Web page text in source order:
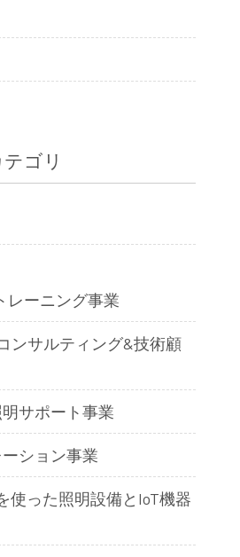
ゴリ
レーニング事業
ンサルティング&技術顧
サポート事業
ション事業
使った照明設備とIoT機器